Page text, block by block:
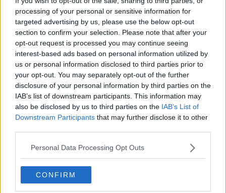
processing of your personal or sensitive information for
targeted advertising by us, please use the below opt-out
section to confirm your selection. Please note that after your
opt-out request is processed you may continue seeing
interest-based ads based on personal information utilized by
us or personal information disclosed to third parties prior to
your opt-out. You may separately opt-out of the further
disclosure of your personal information by third parties on the
IAB’s list of downstream participants. This information may
also be disclosed by us to third parties on the IAB’s List of
Downstream Participants that may further disclose it to other
Personal Data Processing Opt Outs
CONFIRM
nella pieve che elaborammo il nostro progetto di vita senza mai
distogliere lo sguardo da Gesù Cristo, vero suggeritore dei nostri
piani, per un mondo alternativo e come ci credevamo: il potere
come servizio, gli uomini fratelli e sorelle, tutti eguali, i più fragili al
primo posto e la pace come valore assoluto, fra di noi umani e con
il creato, la casa che ci accoglie.
Non ci fu teoria o dottrina, ma esperienza di accoglienza dei più
piccoli e fragili e scoperta del mondo con le sue bellezze, bruttezze
e contraddizioni. La terra che offre i suoi frutti per tutti, ma cibo per
pochi. Mancanza di scuole e salute ma detenzione di armi, forzieri
strapieni di ricchezza in mano di pochi e una moltitudine in crescita
di affamati e assetati...Cantieri di vita, gruppi, campeggi, incontri,
viaggi nel mondo e pellegrinaggi nei luoghi del dolore hanno
Migliaia di giovani vi sono passati e molti permangono fieri che
questa realtà viva sia frutto di tutti e ognuno ne è il fondatore. Non
si tratta di attenersi ad uno statuto formale, ma ad assumere un
nuovo stile di vita. Ci avviciniamo al mezzo secolo di vita felici